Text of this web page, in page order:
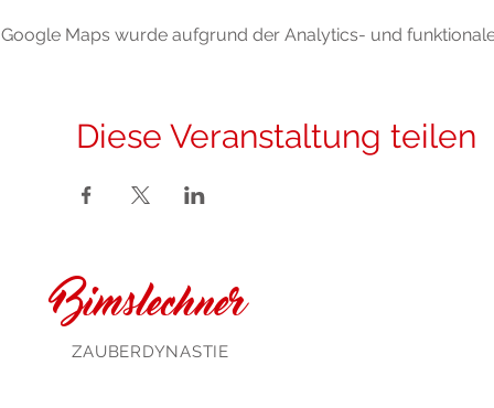
Google Maps wurde aufgrund der Analytics- und
Diese Veranstaltung teilen
Bimslechner
ZAUBERDYNASTIE